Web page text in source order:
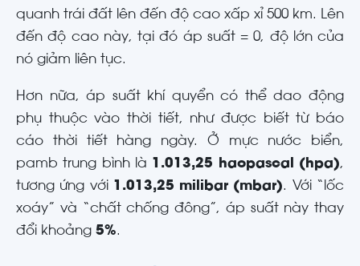
quanh trái đất lên đến độ cao xấp xỉ 500 km. Lên
đến độ cao này, tại đó áp suất = 0, độ lớn của
nó giảm liên tục.
Hơn nữa, áp suất khí quyển có thể dao động
phụ thuộc vào thời tiết, như được biết từ báo
cáo thời tiết hàng ngày. Ở mực nước biển,
pamb trung bình là 1.013,25 haopascal (hpa),
tương ứng với 1.013,25 milibar (mbar). Với “lốc
xoáy” và “chất chống đông”, áp suất này thay
đổi khoảng 5%.